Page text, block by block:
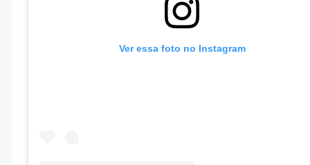
Ver essa foto no Instagram